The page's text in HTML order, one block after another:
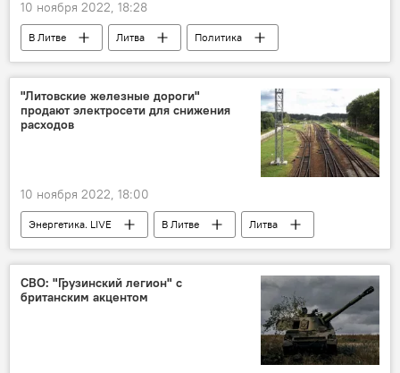
10 ноября 2022, 18:28
В Литве Литва
Политика
Сейм
"Литовские железные дороги"
продают электросети для снижения
расходов
10 ноября 2022, 18:00
Энергетика. LIVE В Литве
Литва
ЛЖД
Железные дороги Литвы
энергетика
электроэнергия
электричество
СВО: "Грузинский легион" с
британским акцентом